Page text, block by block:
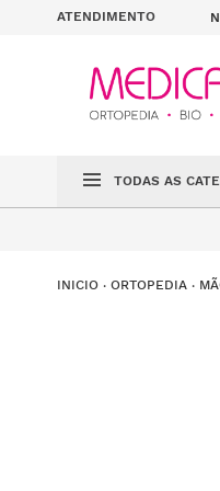
ATENDIMENTO
TODAS AS
ORTOPEDIA